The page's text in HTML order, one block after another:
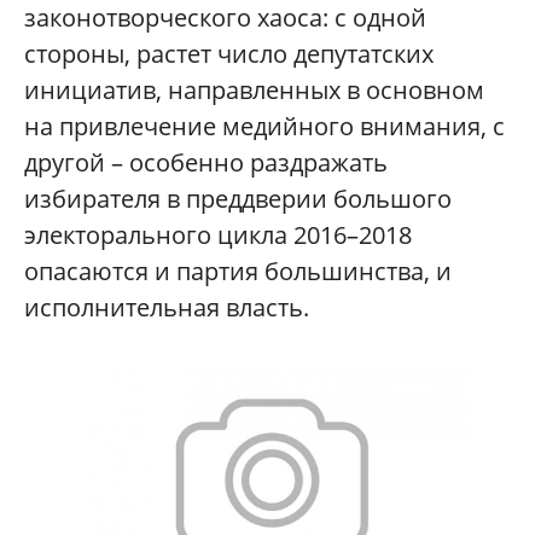
законотворческого хаоса: с одной
стороны, растет число депутатских
инициатив, направленных в основном
на привлечение медийного внимания, с
другой – особенно раздражать
избирателя в преддверии большого
электорального цикла 2016–2018
опасаются и партия большинства, и
исполнительная власть.